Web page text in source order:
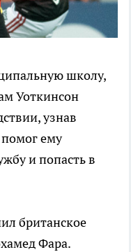
школу,
Уоткинсон
узнав
помог ему
и попасть в
британское
Фара.